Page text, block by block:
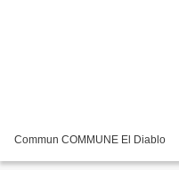
Commun COMMUNE El Diablo